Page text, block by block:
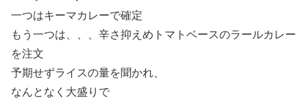
一つはキーマカレーで確定
もう一つは、、、辛さ抑えめトマトベースのラールカレー
を注文
予期せずライスの量を聞かれ、
なんとなく大盛りで